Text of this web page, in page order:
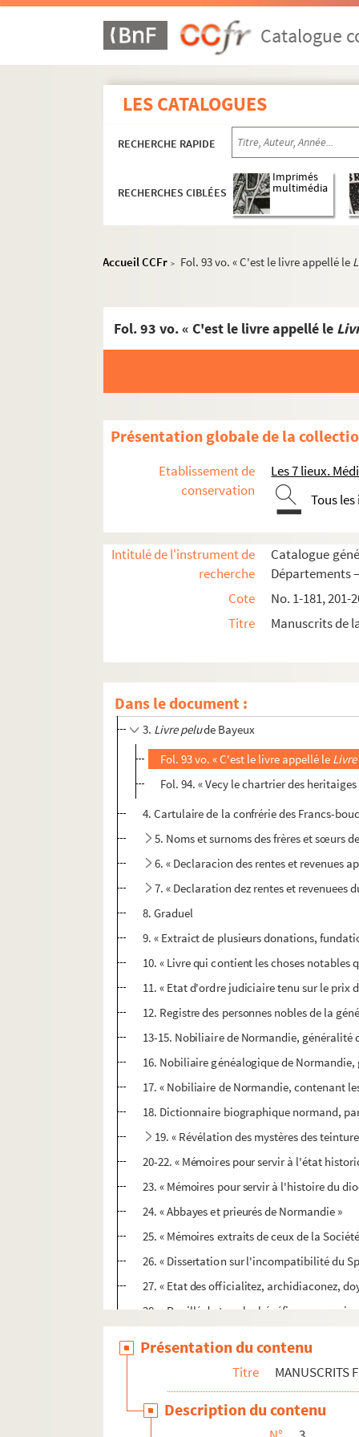
Catalogue
LES CATALOGUES
RECHERCHE RAPIDE
RECHERCHES CIBLÉES
Imprimés
multimédia
Accueil CCFr > Fol. 93 vo. « C'est le livre appellé le
Fol. 93 vo. « C'est le livre appellé le
Présentation globale de la
Etablissement de
conservation
Les 7 lieux.
Tous
Intitulé de l'instrument de
recherche
Catalogue
Départements
Cote
No. 1-181,
Titre
Manuscrits de
Dans le document :
1. Cartulaire de la maladrerie de Saint-
2. Censier des biens possédés dans le
3. Livre pelude Bayeux
Fol. 93 vo. « C'est le livre appellé le
Fol. 94. « Vecy le chartrier des
4. Cartulaire de la confrérie des Francs-
5. Noms et surnoms des frères et sœurs
6. « Declaracion des rentes et revenues
7. « Declaration dez rentes et
8. Graduel
9. « Extraict de plusieurs donations,
10. « Livre qui contient les choses notables
11. « Etat d'ordre judiciaire tenu sur le prix
12. Registre des personnes nobles de la
13-15. Nobiliaire de Normandie,
16. Nobiliaire généalogique de
17. « Nobiliaire de Normandie, contenant
18. Dictionnaire biographique normand,
19. « Révélation des mystères des
20-22. « Mémoires pour servir à l'état
23. « Mémoires pour servir à l'histoire du
24. « Abbayes et prieurés de Normandie »
25. « Mémoires extraits de ceux de la
26. « Dissertation sur l'incompatibilité du
27. « Etat des officialitez, archidiaconez,
28. « Pouillé de tous les bénéfices, cures
32. « Antiquité et fondation de l'évesché de
Présentation du contenu
Titre MANUSCRITS
Description du contenu